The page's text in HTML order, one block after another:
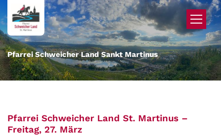
Zum Inhalt springen
Pfarrei Schweicher Land Sankt Martinus
Pfarrei Schweicher Land St. Martinus –
Freitag, 27. März